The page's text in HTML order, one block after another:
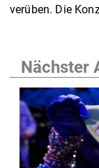
verüben. Die
Nächster